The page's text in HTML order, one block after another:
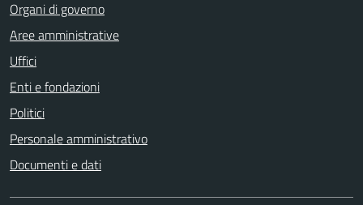
Organi di governo
Aree amministrative
Uffici
Enti e fondazioni
Politici
Personale amministrativo
Documenti e dati